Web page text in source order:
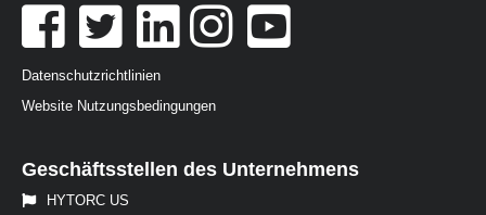
Datenschutzrichtlinien
Website Nutzungsbedingungen
Geschäftsstellen des Unternehmens
HYTORC US